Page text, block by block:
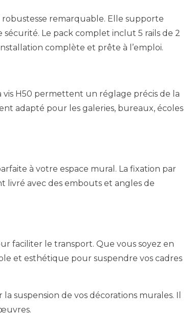
remarquable. Elle supporte
Le pack complet inclut 5 rails de 2
complète et prête à l’emploi.
vis H50 permettent un réglage précis de la
adapté pour les galeries, bureaux, écoles
à votre espace mural. La fixation par
livré avec des embouts et angles de
faciliter le transport. Que vous soyez en
et esthétique pour suspendre vos cadres
suspension de vos décorations murales. Il